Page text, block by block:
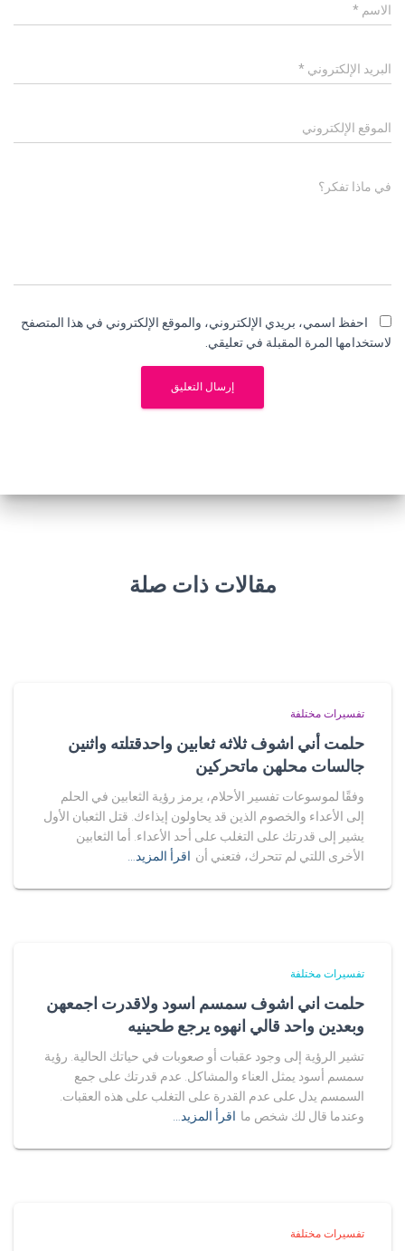
الاسم *
البريد الإلكتروني *
الموقع الإلكتروني
في ماذا تفكر؟
احفظ اسمي، بريدي الإلكتروني، والموقع الإلكتروني في هذا المتصفح
لاستخدامها المرة المقبلة في تعليقي.
مقالات ذات صلة
تفسيرات مختلفة
حلمت أني اشوف ثلاثه ثعابين واحدقتلته واثنين
جالسات محلهن ماتحركين
وفقًا لموسوعات تفسير الأحلام، يرمز رؤية الثعابين في الحلم
إلى الأعداء والخصوم الذين قد يحاولون إيذاءك. قتل الثعبان الأول
يشير إلى قدرتك على التغلب على أحد الأعداء. أما الثعابين
الأخرى اللتي لم تتحرك، فتعني أن اقرأ المزيد…
تفسيرات مختلفة
حلمت اني اشوف سمسم اسود ولاقدرت اجمعهن
وبعدين واحد قالي انهوه يرجع طحينيه
تشير الرؤية إلى وجود عقبات أو صعوبات في حياتك الحالية. رؤية
سمسم أسود يمثل العناء والمشاكل. عدم قدرتك على جمع
السمسم يدل على عدم القدرة على التغلب على هذه العقبات.
وعندما قال لك شخص ما اقرأ المزيد…
تفسيرات مختلفة